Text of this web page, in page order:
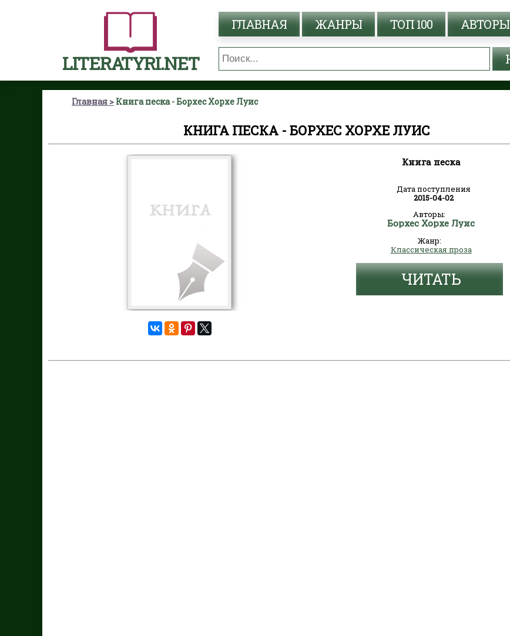
LITERATYRI.NET
ГЛАВНАЯ ЖАНРЫ ТОП 100 АВТОРЫ
Главная Книга песка - Борхес Хорхе Луис
КНИГА ПЕСКА - БОРХЕС ХОРХЕ ЛУИС
Книга песка
Дата поступления
2015-04-02
Авторы:
Борхес Хорхе Луис
Жанр:
Классическая проза
ЧИТАТЬ